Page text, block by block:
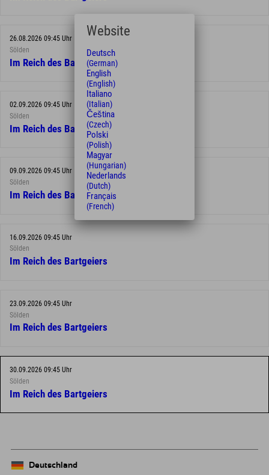
26.08.2026 09:45 Uhr
Sölden
Im Reich des Bartgeiers
02.09.2026 09:45 Uhr
Sölden
Im Reich des Bartgeiers
09.09.2026 09:45 Uhr
Sölden
Im Reich des Bartgeiers
16.09.2026 09:45 Uhr
Sölden
Im Reich des Bartgeiers
23.09.2026 09:45 Uhr
Sölden
Im Reich des Bartgeiers
30.09.2026 09:45 Uhr
Sölden
Im Reich des Bartgeiers
Deutschland
Website
Deutsch
(German)
English
(English)
Italiano
(Italian)
Čeština
(Czech)
Polski
(Polish)
Magyar
(Hungarian)
Nederlands
(Dutch)
Français
(French)